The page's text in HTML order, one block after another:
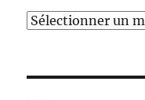
Archives